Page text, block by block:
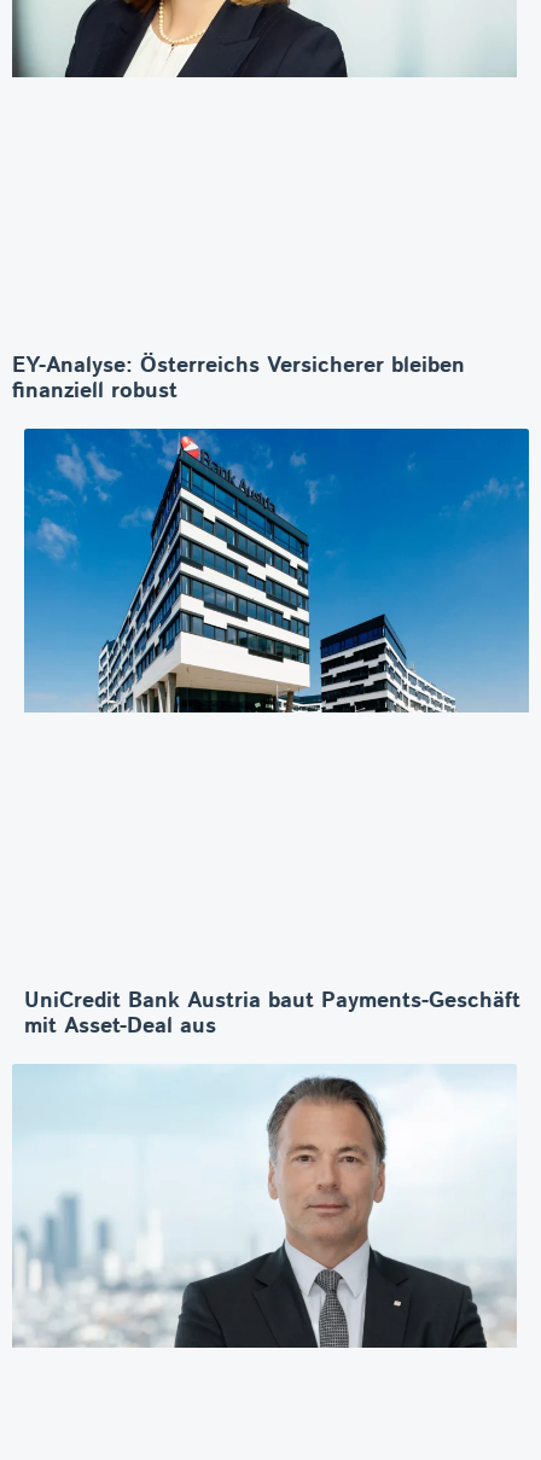
EY-Analyse: Österreichs Versicherer bleiben
finanziell robust
UniCredit Bank Austria baut Payments-Geschäft
mit Asset-Deal aus